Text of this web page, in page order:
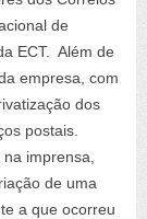
de
ECT. Além de
empresa, com
dos
postais.
imprensa,
de uma
a que ocorreu